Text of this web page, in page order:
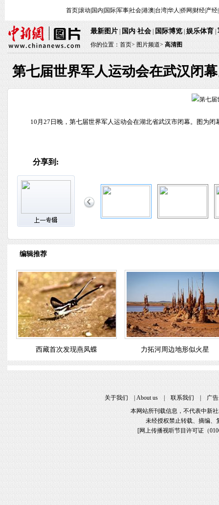
首页|滚动 国内 国际|军事|社会|港澳 台湾|华人 侨网 财经| 产经|
最新图片|国内·社会|国际博览|娱乐体育 |
你的位置：首页>图片频道> 高清图
第七届世界军人运动会在武汉闭幕
10月27日晚，第七届世界军人运动会在湖北省武汉市闭幕。图为闭
分享到:
编辑推荐
西藏首次发现燕凤蝶 力拓河周边地形似火星
关于我们|About us|联系我们|广
本网站所刊载信息，不代表中新
未经授权禁止转载、摘编、
[网上传播视听节目许可证（